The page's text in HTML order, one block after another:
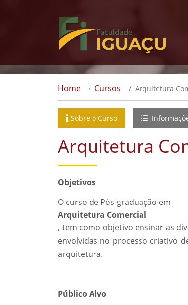
Home Cursos Arquitetura
Sobre o Curso
Arquitetura
Objetivos
O curso de Pós-graduação em
Arquitetura Comercial
, tem como objetivo ensinar as
envolvidas no processo criativo
arquitetura.
Público Alvo